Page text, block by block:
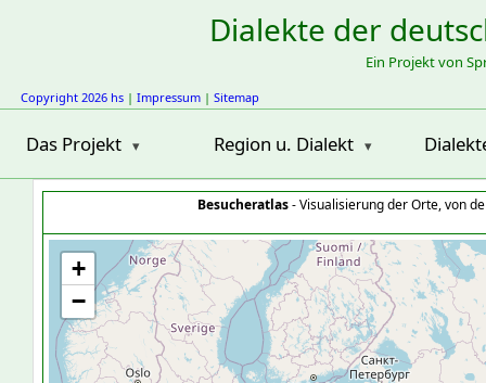
Dialekte der
Ein Projekt von
Copyright 2026 hs | Impressum | Sitemap
Das Projekt Region u. Dialekt
Besucheratlas- Visualisierung der Orte, von
+
−